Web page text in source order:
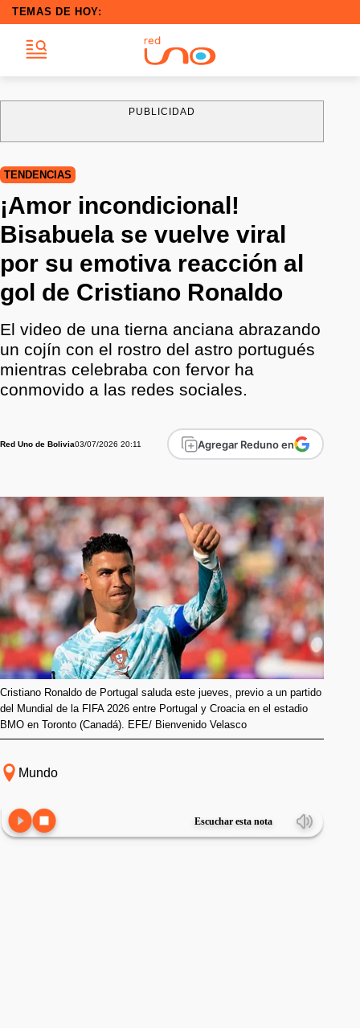
TEMAS DE HOY:
PUBLICIDAD
TENDENCIAS
¡Amor incondicional!
Bisabuela se vuelve viral
por su emotiva reacción al
gol de Cristiano Ronaldo
El video de una tierna anciana abrazando
un cojín con el rostro del astro portugués
mientras celebraba con fervor ha
conmovido a las redes sociales.
Red Uno de Bolivia03/07/2026 20:11 Agregar Reduno en
Cristiano Ronaldo de Portugal saluda este jueves, previo a un partido
del Mundial de la FIFA 2026 entre Portugal y Croacia en el estadio
BMO en Toronto (Canadá). EFE/ Bienvenido Velasco
Mundo
Escuchar esta nota